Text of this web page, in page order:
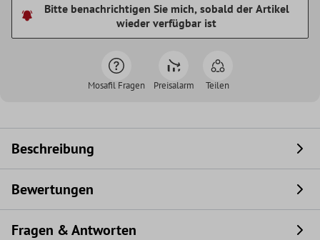
Bitte benachrichtigen Sie mich, sobald der Artikel
wieder verfügbar ist
Mosafil Fragen Preisalarm Teilen
Beschreibung
Bewertungen
Fragen & Antworten